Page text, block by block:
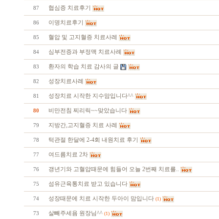
87 협심증 치료후기
86 이명치료후기
85 혈압 및 고지혈증 치료사례
84 심부전증과 부정맥 치료사례
83 환자의 학습 치료 감사의 글
82 성장치료사례
81 성장치료 시작한 지수맘입니다^^
80 비만전침 찌리릭~~맞았습니다
79 지방간,고지혈증 치료 사례
78 턱관절 한달에 2-4회 내원치료 후기
77 여드름치료 2차
76 갱년기와 고혈압때문에 힘들어 오늘 2번째 치료를..
75 섬유근육통치료 받고 있습니다
74 성장때문에 치료 시작한 두아이 맘입니다 (1)
73 살빼주세욤 원장님^^ (1)